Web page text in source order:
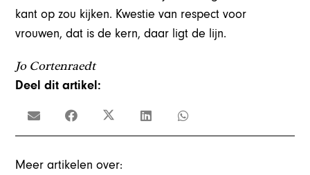
kant op zou kijken. Kwestie van respect voor
vrouwen, dat is de kern, daar ligt de lijn.
Jo Cortenraedt
Deel dit artikel:
Meer artikelen over: